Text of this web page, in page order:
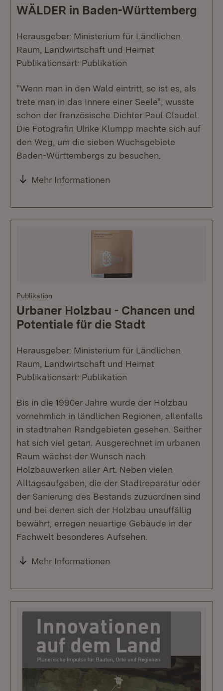
WÄLDER in Baden-Württemberg
Herausgeber: Ministerium für Ländlichen
Raum, Landwirtschaft und Heimat
Publikationsart: Publikation
"Wenn man in den Wald eintritt, so ist es, als
trete man in das Innere einer Seele", wusste
schon der französische Dichter Paul Claudel.
Die Fotografin Ulrike Klumpp machte sich auf
den Weg, um die sieben Wuchsgebiete
Baden-Württembergs zu besuchen.
Mehr Informationen
Publikation
Urbaner Holzbau - Chancen und
Potentiale für die Stadt
Herausgeber: Ministerium für Ländlichen
Raum, Landwirtschaft und Heimat
Publikationsart: Publikation
Bis in die 1990er Jahre wurde der Holzbau
vornehmlich in ländlichen Regionen, allenfalls
in stadtnahen Randgebieten gesehen. Seither
hat sich viel getan. Ausgerechnet im urbanen
Raum wächst der Wunsch nach
Holzbauwerken aller Art. Neben vielen
Alltagsaufgaben, die der Stadtreparatur oder
der Sanierung des Bestands zuzuordnen sind
und bei denen sich der Holzbau unauffällig
bewährt, erregen neuartige Gebäude in der
Fachwelt besonderes Aufsehen.
Mehr Informationen